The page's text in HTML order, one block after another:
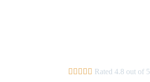
     Rated 4.8 out of 5